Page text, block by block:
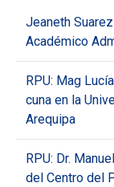
Jeaneth
Académico
RPU: Mag
cuna en la
Arequipa
RPU: Dr.
del Centro del